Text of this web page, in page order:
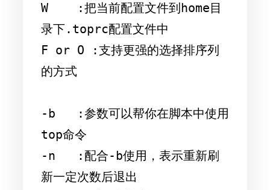
W    :把当前配置文件到home目
录下.toprc配置文件中
F or O :支持更强的选择排序列
的方式
-b   :参数可以帮你在脚本中使用
top命令
-n   :配合-b使用，表示重新刷
新一定次数后退出